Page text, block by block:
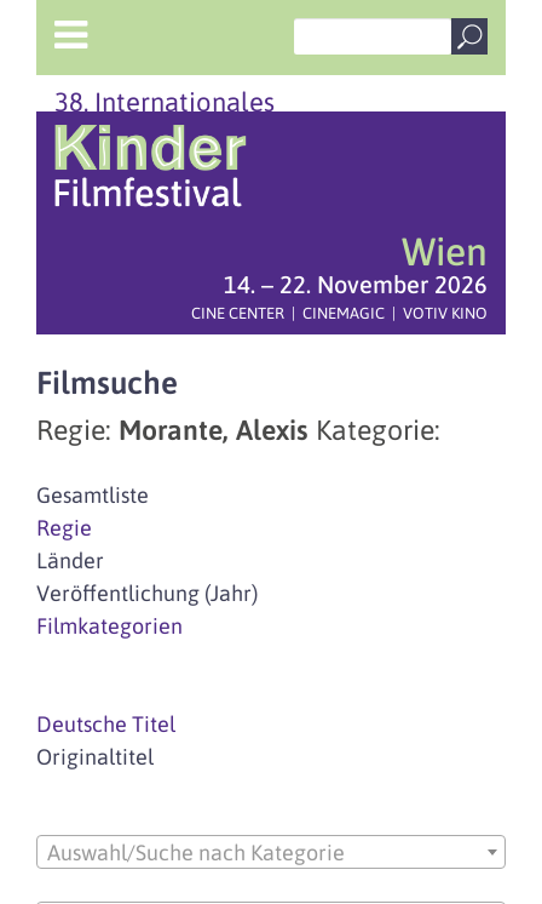
38. Internationales
Wien
14. – 22. November 2026
CINE CENTER | CINEMAGIC | VOTIV KINO
Filmsuche
Regie: Morante, Alexis Kategorie:
Gesamtliste
Regie
Länder
Veröffentlichung (Jahr)
Filmkategorien
Deutsche Titel
Originaltitel
Auswahl/Suche nach Kategorie